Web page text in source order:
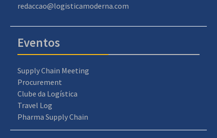
redaccao@logisticamoderna.com
Eventos
Supply Chain Meeting
Procurement
Clube da Logística
Travel Log
Pharma Supply Chain